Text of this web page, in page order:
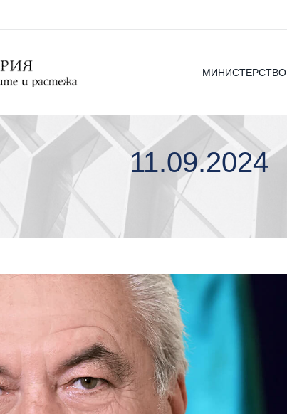
МИНИСТЕРСТВО
11.09.2024